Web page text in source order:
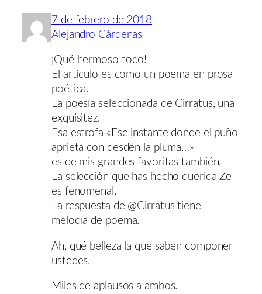
7 de febrero de 2018
Alejandro Cárdenas
¡Qué hermoso todo!
El artículo es como un poema en prosa
poética.
La poesía seleccionada de Cirratus, una
exquisitez.
Esa estrofa «Ese instante donde el puño
aprieta con desdén la pluma…»
es de mis grandes favoritas también.
La selección que has hecho querida Ze
es fenomenal.
La respuesta de @Cirratus tiene
melodía de poema.
Ah, qué belleza la que saben componer
ustedes.
Miles de aplausos a ambos.